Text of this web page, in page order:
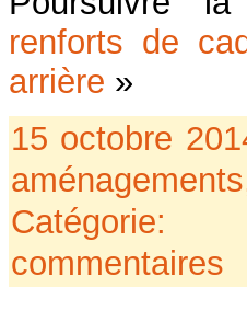
renforts de
arrière »
15 octobre
aménagements
Catégorie:
commentaires